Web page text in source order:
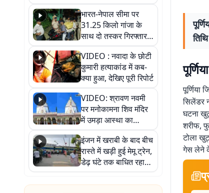
भारत-नेपाल सीमा पर
31.25 किलो गांजा के
साथ दो तस्कर गिरफ्तार,
नेपाली नंबर की बाइक
जब्त
VIDEO : नवादा के छोटी
कुमारी हत्याकांड में कब-
क्या हुआ, देखिए पूरी रिपोर्ट
VIDEO: श्रावण नवमी
पर मनोकामना शिव मंदिर
में उमड़ा आस्था का
सैलाब, हर-हर महादेव के
जयघोष से गूंजा परिसर
इंजन में खराबी के बाद बीच
रास्ते में खड़ी हुई मेमू ट्रेन,
डेढ़ घंटे तक बाधित रहा
आवागमन
पूर्णिया
सिलेंडर
घटना
शरीफ,
टोला
गेस लेने